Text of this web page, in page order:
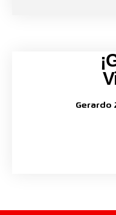
Gerardo